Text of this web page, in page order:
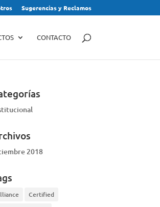
Sugerencias y Reclamos
CONTACTO
2018
Certified